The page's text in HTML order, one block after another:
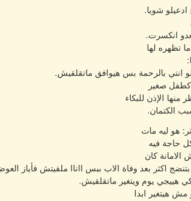
شويا.
انكسرت.
تظهره لها
انتي بالرحمة بس هيوافق ماتقلقيش.
صغير
منها الإذن للبكاء
الكتمان.
هو ليه مات
حاجة فيه
الامانة كان
اكثر بعد وفاة الاب ببس ااناا ملقيتش فأياز
هييجي يوم ويتغير ماتقلقيش.
هيتغير ابدا